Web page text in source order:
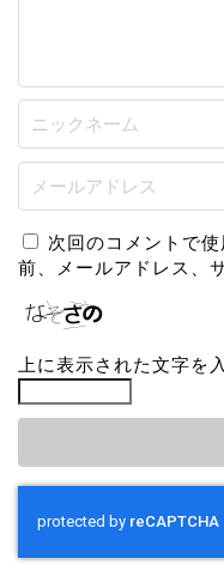
次回のコメントで
前、メールアドレス、
上に表示された文字を